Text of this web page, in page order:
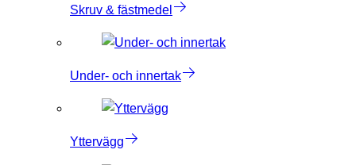
Skruv & fästmedel
Under- och innertak
Yttervägg